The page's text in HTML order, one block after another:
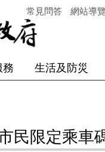
常見問答 網站導
務 生活及防災
民限定乘車